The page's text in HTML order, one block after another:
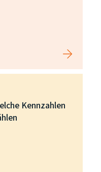
Kennzahlen